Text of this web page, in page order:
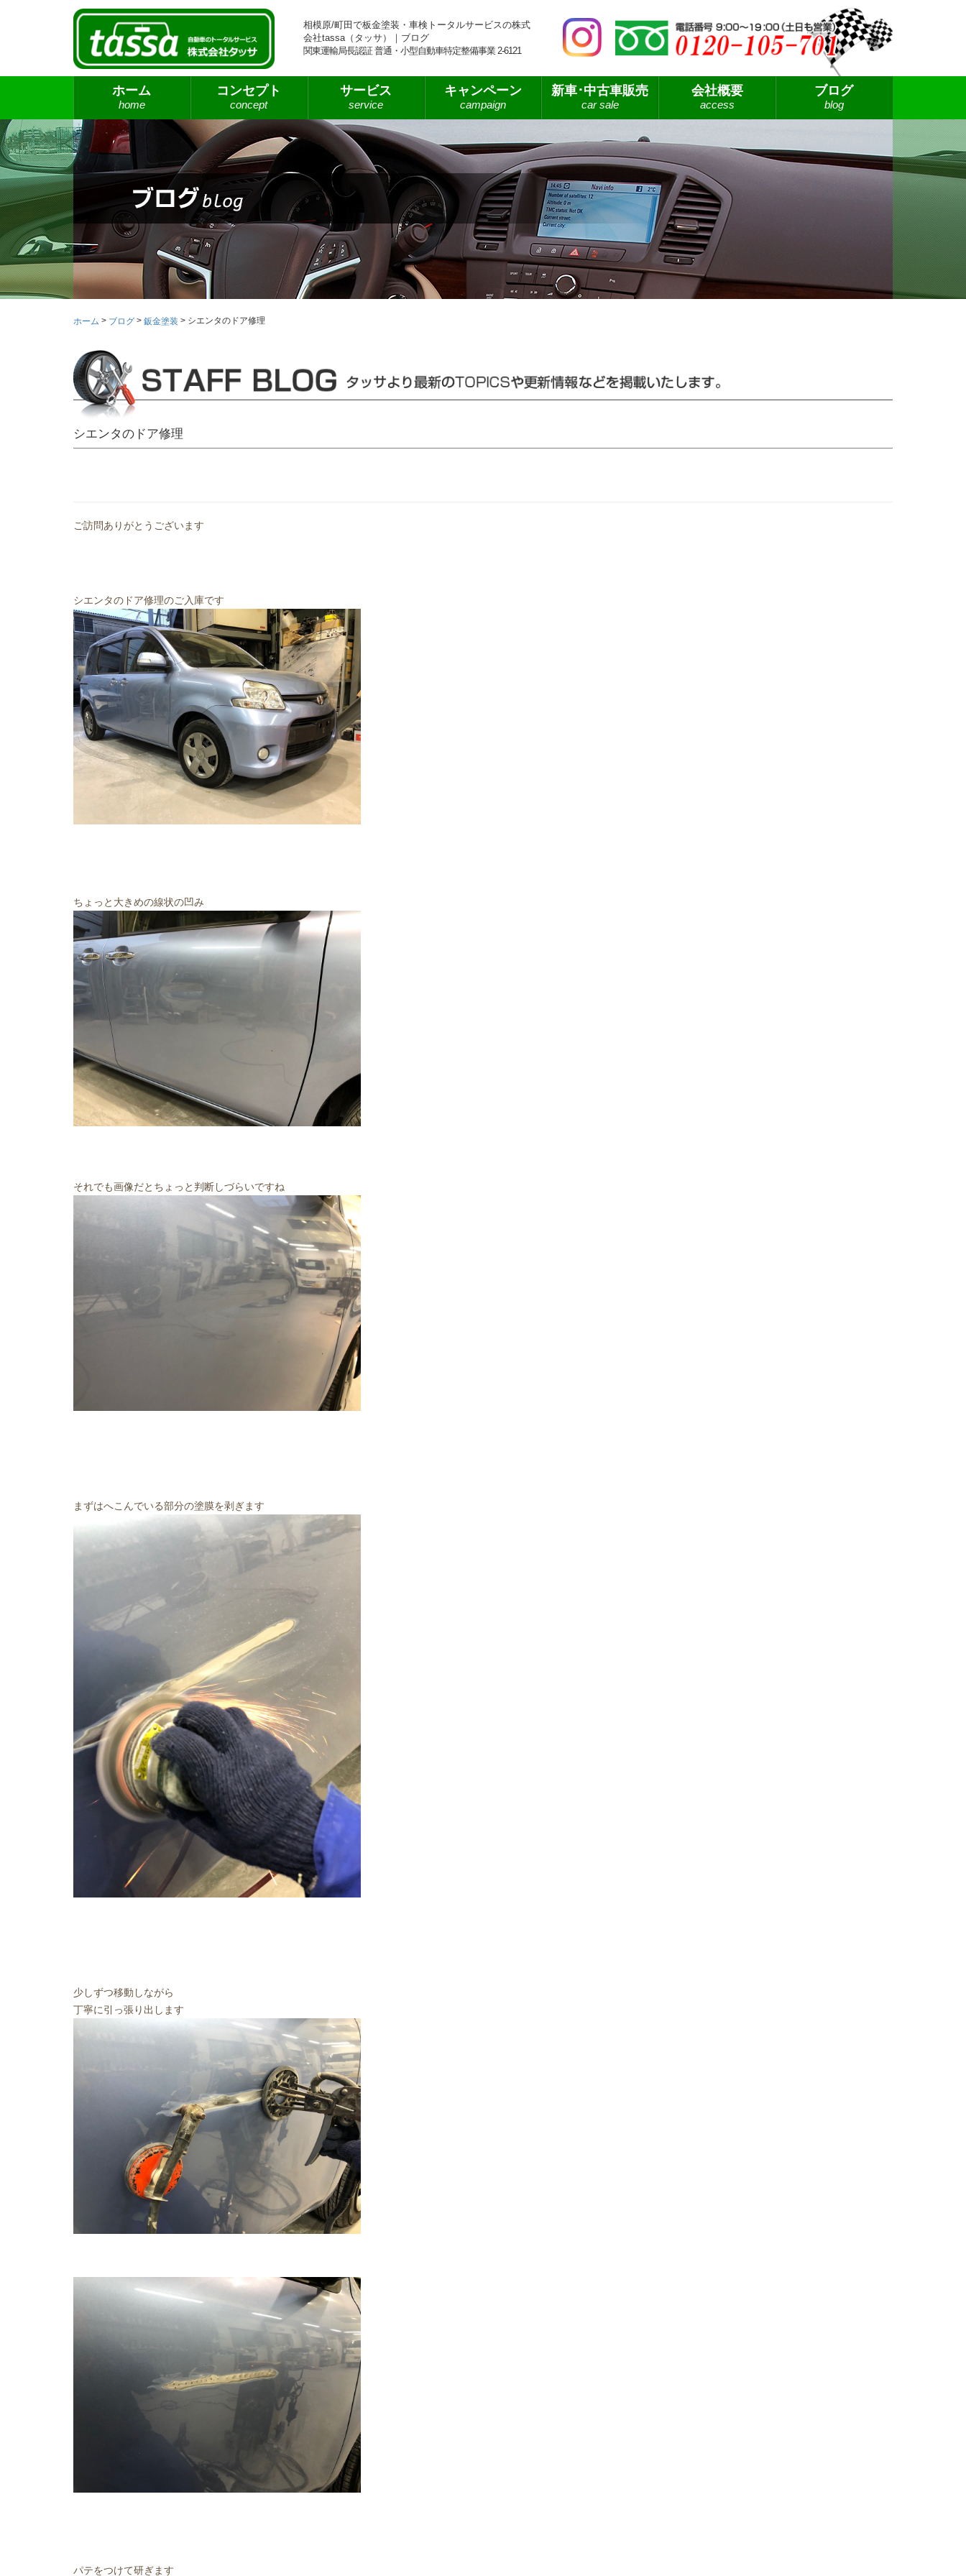
相模原/町田で板金塗装・車検トータルサービスの株式
会社tassa（タッサ）｜ブログ
関東運輸局長認証 普通・小型自動車特定整備事業 2-6121
ホーム
home
コンセプト
concept
サービス
service
キャンペーン
campaign
新車･中古車販売
car sale
会社概要
access
ブログ
blog
ホーム > ブログ > 鈑金塗装 > シエンタのドア修理
シエンタのドア修理
ご訪問ありがとうございます
シエンタのドア修理のご入庫です
ちょっと大きめの線状の凹み
それでも画像だとちょっと判断しづらいですね
まずはへこんでいる部分の塗膜を剥ぎます
少しずつ移動しながら
丁寧に引っ張り出します
パテをつけて研ぎます